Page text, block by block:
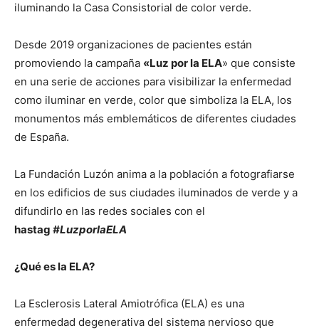
iluminando la Casa Consistorial de color verde.
Desde 2019 organizaciones de pacientes están
promoviendo la campaña «Luz por la ELA» que consiste
en una serie de acciones para visibilizar la enfermedad
como iluminar en verde, color que simboliza la ELA, los
monumentos más emblemáticos de diferentes ciudades
de España.
La Fundación Luzón anima a la población a fotografiarse
en los edificios de sus ciudades iluminados de verde y a
difundirlo en las redes sociales con el
hastag #LuzporlaELA
¿Qué es la ELA?
La Esclerosis Lateral Amiotrófica (ELA) es una
enfermedad degenerativa del sistema nervioso que